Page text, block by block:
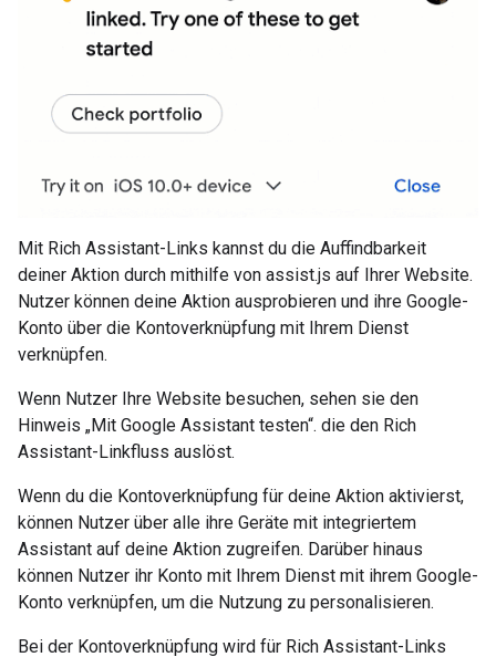
Mit Rich Assistant-Links kannst du die Auffindbarkeit
deiner Aktion durch mithilfe von assist.js auf Ihrer Website.
Nutzer können deine Aktion ausprobieren und ihre Google-
Konto über die Kontoverknüpfung mit Ihrem Dienst
verknüpfen.
Wenn Nutzer Ihre Website besuchen, sehen sie den
Hinweis „Mit Google Assistant testen“. die den Rich
Assistant-Linkfluss auslöst.
Wenn du die Kontoverknüpfung für deine Aktion aktivierst,
können Nutzer über alle ihre Geräte mit integriertem
Assistant auf deine Aktion zugreifen. Darüber hinaus
können Nutzer ihr Konto mit Ihrem Dienst mit ihrem Google-
Konto verknüpfen, um die Nutzung zu personalisieren.
Bei der Kontoverknüpfung wird für Rich Assistant-Links